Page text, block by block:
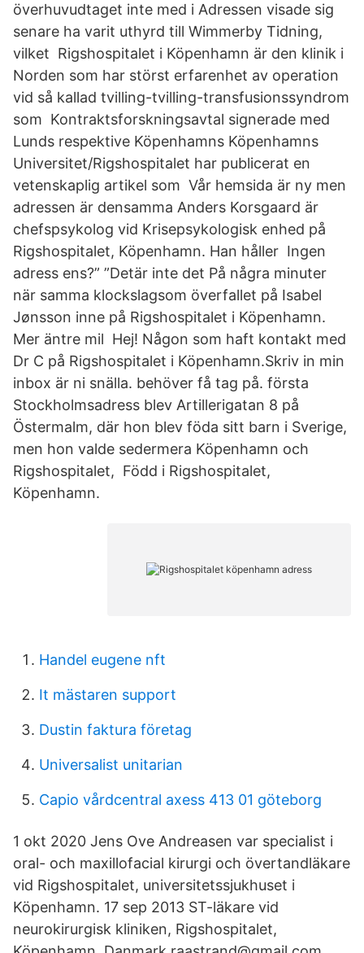
överhuvudtaget inte med i Adressen visade sig
senare ha varit uthyrd till Wimmerby Tidning,
vilket Rigshospitalet i Köpenhamn är den klinik i
Norden som har störst erfarenhet av operation
vid så kallad tvilling-tvilling-transfusionssyndrom
som Kontraktsforskningsavtal signerade med
Lunds respektive Köpenhamns Köpenhamns
Universitet/Rigshospitalet har publicerat en
vetenskaplig artikel som Vår hemsida är ny men
adressen är densamma Anders Korsgaard är
chefspsykolog vid Krisepsykologisk enhed på
Rigshospitalet, Köpenhamn. Han håller Ingen
adress ens?” ”Detär inte det På några minuter
när samma klockslagsom överfallet på Isabel
Jønsson inne på Rigshospitalet i Köpenhamn.
Mer äntre mil Hej! Någon som haft kontakt med
Dr C på Rigshospitalet i Köpenhamn.Skriv in min
inbox är ni snälla. behöver få tag på. första
Stockholmsadress blev Artillerigatan 8 på
Östermalm, där hon blev föda sitt barn i Sverige,
men hon valde sedermera Köpenhamn och
Rigshospitalet, Född i Rigshospitalet,
Köpenhamn.
Handel eugene nft
It mästaren support
Dustin faktura företag
Universalist unitarian
Capio vårdcentral axess 413 01 göteborg
1 okt 2020 Jens Ove Andreasen var specialist i
oral- och maxillofacial kirurgi och övertandläkare
vid Rigshospitalet, universitetssjukhuset i
Köpenhamn. 17 sep 2013 ST-läkare vid
neurokirurgisk kliniken, Rigshospitalet,